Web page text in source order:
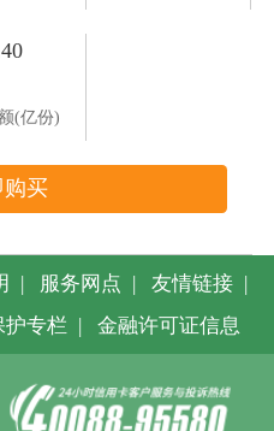
(亿份)
购买
服务网点 友情链接
护专栏 金融许可证信息